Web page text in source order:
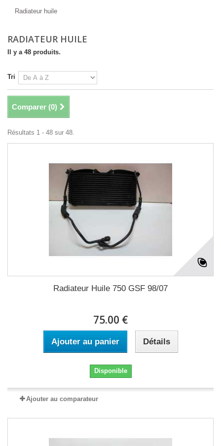
Radiateur huile
RADIATEUR HUILE
Il y a 48 produits.
Tri
Comparer (0)
Résultats 1 - 48 sur 48.
Radiateur Huile 750 GSF 98/07
75.00 €
Ajouter au panier Détails
Disponible
Ajouter au comparateur